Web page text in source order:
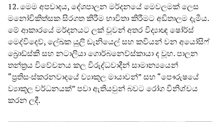
12. මෙම අපවාදය, දේශපාලන මර්දනයේ මෙවලමක් ලෙස
මනෝචිකිත්සක සිරගත කිරීම භාවිතා කිරීමට අඩිතාලම දැමීය.
මේ ආකාරයේ මර්දනයට ලක් වූවන් අතර විද්‍යාඥ ෂෝර්ස්
මෙද්විදෙව්, ලේඛක යුලි ඩැනියෙල් සහ කවියන් වන අයෝසිෆ්
බ්‍රොඩ්ස්කි සහ නටාලියා ගොර්බනෙව්ස්කායා ද වූහ. පාලන
තන්ත්‍රය විවේචනය කල විරුද්ධවාදීන් සාමාන්‍යයෙන්
“ප්‍රතිසංස්කරනවාදයේ ව්‍යාකූල මායාවන්” සහ “පෞරුෂයේ
ව්‍යාකූල වර්ධනයක්” පවා ඇතියවුන් බවට රෝග විනිශ්චය
කරන ලදී.